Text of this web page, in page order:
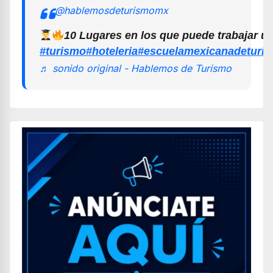
@hablemosdeturismomx
10 Lugares en los que puede trabajar
#turismo#hoteleria
♬ sonido original - Hablemos de Turismo